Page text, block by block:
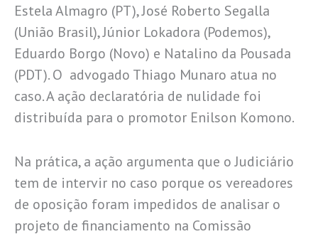
Estela Almagro (PT), José Roberto Segalla
(União Brasil), Júnior Lokadora (Podemos),
Eduardo Borgo (Novo) e Natalino da Pousada
(PDT). O advogado Thiago Munaro atua no
caso. A ação declaratória de nulidade foi
distribuída para o promotor Enilson Komono.
Na prática, a ação argumenta que o Judiciário
tem de intervir no caso porque os vereadores
de oposição foram impedidos de analisar o
projeto de financiamento na Comissão